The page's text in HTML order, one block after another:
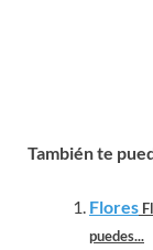
También te
Flores
puedes...